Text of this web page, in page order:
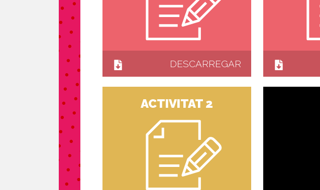
DESCARREGAR
ACTIVITAT 2